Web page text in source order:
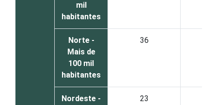
mil
habitantes
Norte -
Mais de
100 mil
habitantes
36
Nordeste -
23